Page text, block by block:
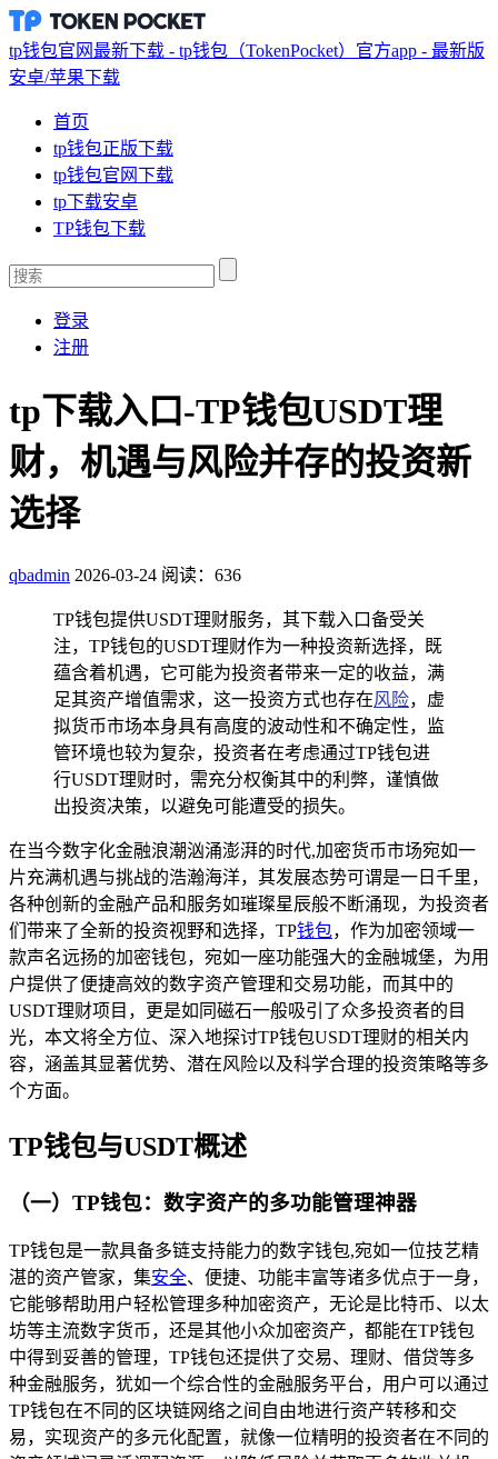
tp钱包官网最新下载 - tp钱包（TokenPocket）官方app - 最新版
安卓/苹果下载
首页
tp钱包正版下载
tp钱包官网下载
tp下载安卓
TP钱包下载
登录
注册
tp下载入口-TP钱包USDT理
财，机遇与风险并存的投资新
选择
qbadmin 2026-03-24 阅读：636
TP钱包提供USDT理财服务，其下载入口备受关
注，TP钱包的USDT理财作为一种投资新选择，既
蕴含着机遇，它可能为投资者带来一定的收益，满
足其资产增值需求，这一投资方式也存在风险，虚
拟货币市场本身具有高度的波动性和不确定性，监
管环境也较为复杂，投资者在考虑通过TP钱包进
行USDT理财时，需充分权衡其中的利弊，谨慎做
出投资决策，以避免可能遭受的损失。
在当今数字化金融浪潮汹涌澎湃的时代,加密货币市场宛如一
片充满机遇与挑战的浩瀚海洋，其发展态势可谓是一日千里，
各种创新的金融产品和服务如璀璨星辰般不断涌现，为投资者
们带来了全新的投资视野和选择，TP钱包，作为加密领域一
款声名远扬的加密钱包，宛如一座功能强大的金融城堡，为用
户提供了便捷高效的数字资产管理和交易功能，而其中的
USDT理财项目，更是如同磁石一般吸引了众多投资者的目
光，本文将全方位、深入地探讨TP钱包USDT理财的相关内
容，涵盖其显著优势、潜在风险以及科学合理的投资策略等多
个方面。
TP钱包与USDT概述
（一）TP钱包：数字资产的多功能管理神器
TP钱包是一款具备多链支持能力的数字钱包,宛如一位技艺精
湛的资产管家，集安全、便捷、功能丰富等诸多优点于一身，
它能够帮助用户轻松管理多种加密资产，无论是比特币、以太
坊等主流数字货币，还是其他小众加密资产，都能在TP钱包
中得到妥善的管理，TP钱包还提供了交易、理财、借贷等多
种金融服务，犹如一个综合性的金融服务平台，用户可以通过
TP钱包在不同的区块链网络之间自由地进行资产转移和交
易，实现资产的多元化配置，就像一位精明的投资者在不同的